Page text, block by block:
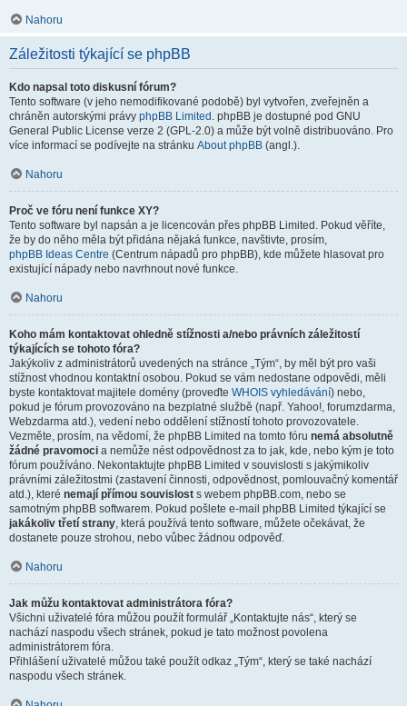
Nahoru
Záležitosti týkající se phpBB
Kdo napsal toto diskusní fórum?
Tento software (v jeho nemodifikované podobě) byl vytvořen, zveřejněn a
chráněn autorskými právy phpBB Limited . phpBB je dostupné pod GNU
General Public License verze 2 (GPL-2.0) a může být volně distribuováno. Pro
více informací se podívejte na stránku About phpBB (angl.).
Nahoru
Proč ve fóru není funkce XY?
Tento software byl napsán a je licencován přes phpBB Limited. Pokud věříte,
že by do něho měla být přidána nějaká funkce, navštivte, prosím,
phpBB Ideas Centre (Centrum nápadů pro phpBB), kde můžete hlasovat pro
existující nápady nebo navrhnout nové funkce.
Nahoru
Koho mám kontaktovat ohledně stížnosti a/nebo právních záležitostí
týkajících se tohoto fóra?
Jakýkoliv z administrátorů uvedených na stránce „Tým“, by měl být pro vaši
stížnost vhodnou kontaktní osobou. Pokud se vám nedostane odpovědi, měli
byste kontaktovat majitele domény (proveďte WHOIS vyhledávání) nebo,
pokud je fórum provozováno na bezplatné službě (např. Yahoo!, forumzdarma,
Webzdarma atd.), vedení nebo oddělení stížností tohoto provozovatele.
Vezměte, prosím, na vědomí, že phpBB Limited na tomto fóru nemá absolutně
žádné pravomoci a nemůže nést odpovědnost za to jak, kde, nebo kým je toto
fórum používáno. Nekontaktujte phpBB Limited v souvislosti s jakýmikoliv
právními záležitostmi (zastavení činnosti, odpovědnost, pomlouvačný komentář
atd.), které nemají přímou souvislost s webem phpBB.com, nebo se
samotným phpBB softwarem. Pokud pošlete e-mail phpBB Limited týkající se
jakákoliv třetí strany, která používá tento software, můžete očekávat, že
dostanete pouze strohou, nebo vůbec žádnou odpověď.
Nahoru
Jak můžu kontaktovat administrátora fóra?
Všichni uživatelé fóra můžou použít formulář „Kontaktujte nás“, který se
nachází naspodu všech stránek, pokud je tato možnost povolena
administrátorem fóra.
Přihlášení uživatelé můžou také použít odkaz „Tým“, který se také nachází
naspodu všech stránek.